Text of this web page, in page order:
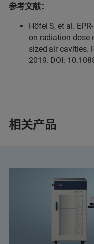
参考文献：
Höfel S, et al.
on radiation dose
sized air cavities.
2019. DOI:
相关产品